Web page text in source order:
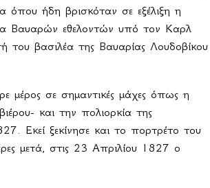
όπου ήδη βρισκόταν σε εξέλιξη η
Βαυαρών εθελοντών υπό τον Καρλ
του βασιλέα της Βαυαρίας Λουδοβίκου
μέρος σε σημαντικές μάχες όπως η
και την πολιορκία της
Εκεί ξεκίνησε και το πορτρέτο του
μετά, στις 23 Απριλίου 1827 ο